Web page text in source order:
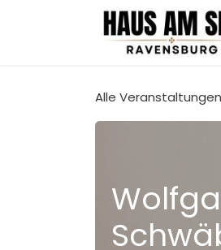
Zum Inhalt springen
Alle Veranstaltungen